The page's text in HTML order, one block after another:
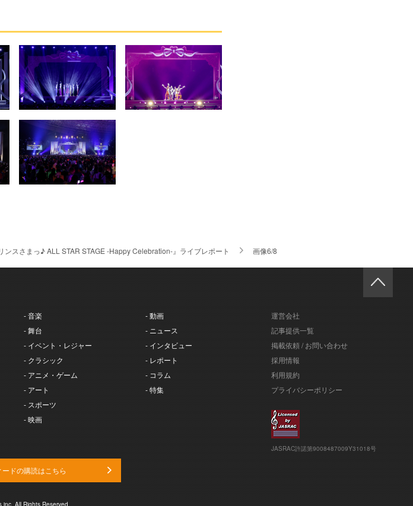
スさまっ♪ ALL STAR STAGE -Happy Celebration-』ライブレポート
画像6/8
- 音楽
- 舞台
- イベント・レジャー
- クラシック
- アニメ・ゲーム
- アート
- スポーツ
- 映画
- 動画
- ニュース
- インタビュー
- レポート
- コラム
- 特集
運営会社
記事提供一覧
掲載依頼 / お問い合わせ
採用情報
利用規約
プライバシーポリシー
JASRAC許諾第9008487009Y31018号
ドの購読はこちら
inc. All Rights Reserved.